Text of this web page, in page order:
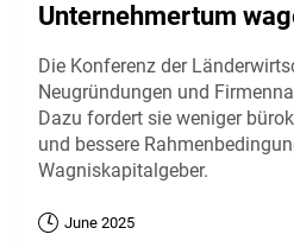
Unternehmertum
Die Konferenz der
Neugründungen und
Dazu fordert sie weniger
und bessere
Wagniskapitalgeber.
June 2025